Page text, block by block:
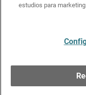
Kit de medios y marca
estudios para